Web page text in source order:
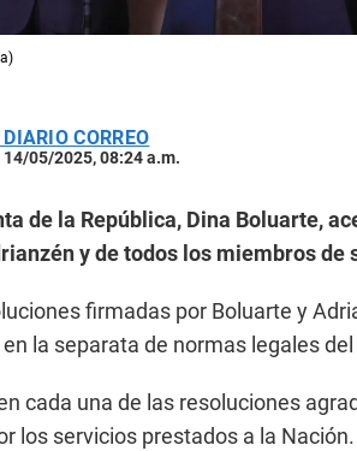
CORREO
05/2025, 08:24 a.m.
de la República, Dina Boluarte,
y de todos los miembros
firmadas por Boluarte y
la separata de normas legales
cada una de las resoluciones
los servicios prestados a la Nación.